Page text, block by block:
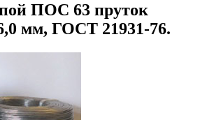
ПОС 63 пруток
мм, ГОСТ 21931-76.